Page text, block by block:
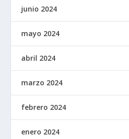
junio 2024
mayo 2024
abril 2024
marzo 2024
febrero 2024
enero 2024